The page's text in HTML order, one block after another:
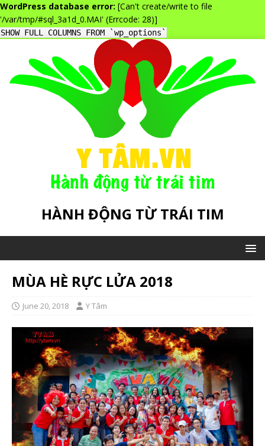
WordPress database error: [Can't create/write to file
'/var/tmp/#sql_3a1d_0.MAI' (Errcode: 28)]
SHOW FULL COLUMNS FROM `wp_options`
HÀNH ĐỘNG TỪ TRÁI TIM
MÙA HÈ RỰC LỬA 2018
June 20, 2018 Y Tâm